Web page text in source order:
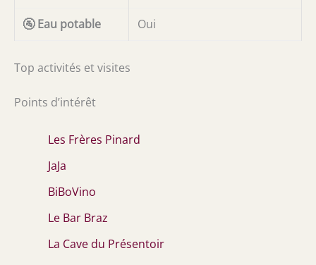
🚰 Eau potable Oui
Top activités et visites
Points d’intérêt
Les Frères Pinard
JaJa
BiBoVino
Le Bar Braz
La Cave du Présentoir